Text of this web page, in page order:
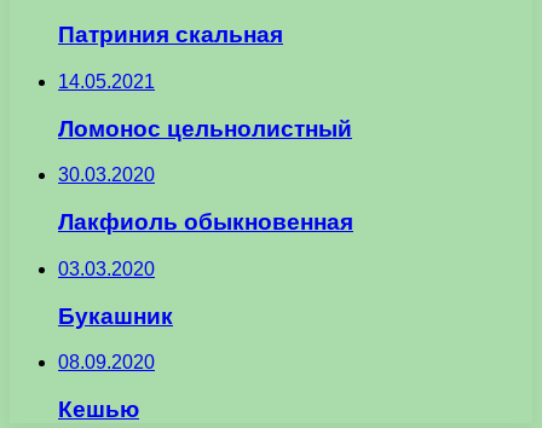
Патриния скальная
14.05.2021
Ломонос цельнолистный
30.03.2020
Лакфиоль обыкновенная
03.03.2020
Букашник
08.09.2020
Кешью